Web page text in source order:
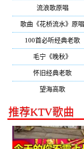
流浪歌原唱
歌曲《花桥流水》原唱
100首必听经典老歌
毛宁《晚秋》
怀旧经典老歌
望海高歌
推荐KTV歌曲